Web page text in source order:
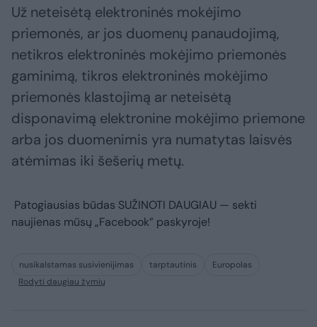
Už neteisėtą elektroninės mokėjimo
priemonės, ar jos duomenų panaudojimą,
netikros elektroninės mokėjimo priemonės
gaminimą, tikros elektroninės mokėjimo
priemonės klastojimą ar neteisėtą
disponavimą elektronine mokėjimo priemone
arba jos duomenimis yra numatytas laisvės
atėmimas iki šešerių metų.
Patogiausias būdas SUŽINOTI DAUGIAU — sekti
naujienas mūsų „Facebook” paskyroje!
nusikalstamas susivienijimas tarptautinis
Europolas
Rodyti daugiau žymių